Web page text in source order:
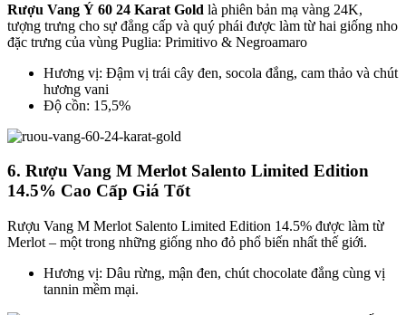
Rượu Vang Ý 60 24 Karat Gold là phiên bản mạ vàng 24K,
tượng trưng cho sự đẳng cấp và quý phái được làm từ hai giống nho
đặc trưng của vùng Puglia: Primitivo & Negroamaro
Hương vị: Đậm vị trái cây đen, socola đắng, cam thảo và chút
hương vani
Độ cồn: 15,5%
6. Rượu Vang M Merlot Salento Limited Edition
14.5% Cao Cấp Giá Tốt
Rượu Vang M Merlot Salento Limited Edition 14.5% được làm từ
Merlot – một trong những giống nho đỏ phổ biến nhất thế giới.
Hương vị: Dâu rừng, mận đen, chút chocolate đắng cùng vị
tannin mềm mại.